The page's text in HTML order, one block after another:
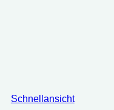
Schnellansicht